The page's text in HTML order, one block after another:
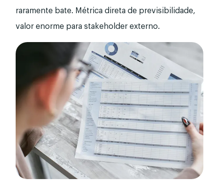
raramente bate. Métrica direta de previsibilidade,
valor enorme para stakeholder externo.